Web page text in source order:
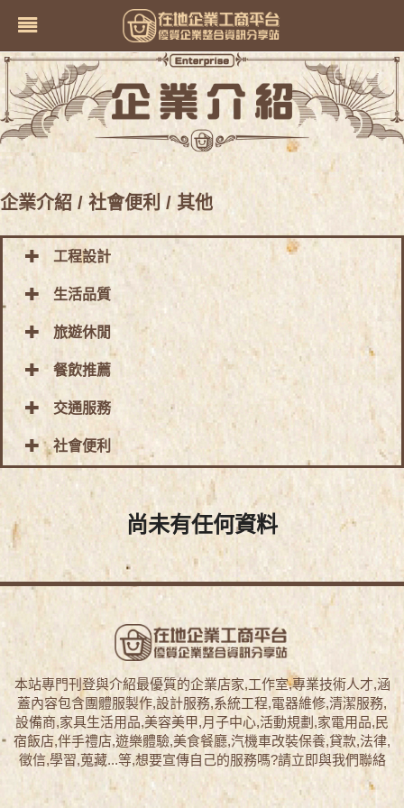
企業介紹 / 社會便利 / 其他
工程設計
生活品質
旅遊休閒
餐飲推薦
交通服務
社會便利
尚未有任何資料
本站專門刊登與介紹最優質的企業店家,工作室,專業技術人才,涵
蓋內容包含團體服製作,設計服務,系統工程,電器維修,清潔服務,
設備商,家具生活用品,美容美甲,月子中心,活動規劃,家電用品,民
宿飯店,伴手禮店,遊樂體驗,美食餐廳,汽機車改裝保養,貸款,法律,
徵信,學習,蒐藏...等,想要宣傳自己的服務嗎?請立即與我們聯絡